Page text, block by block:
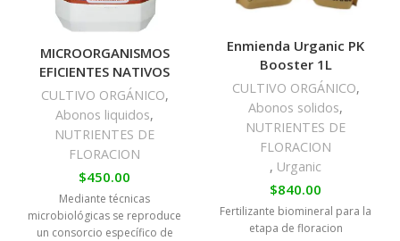
MICROORGANISMOS
EFICIENTES NATIVOS
CULTIVO ORGÁNICO,
Abonos liquidos,
NUTRIENTES DE
FLORACION
$450.00
Mediante técnicas
microbiológicas se reproduce
un consorcio específico de
Enmienda Urganic PK
Booster 1L
CULTIVO ORGÁNICO,
Abonos solidos,
NUTRIENTES DE
FLORACION
, Urganic
$840.00
Fertilizante biomineral para la
etapa de floracion